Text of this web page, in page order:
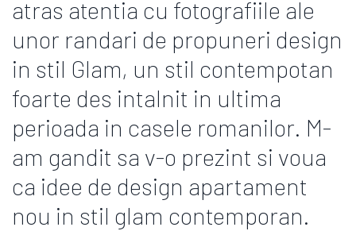
atras atentia cu fotografiile ale
unor randari de propuneri design
in stil Glam, un stil contempotan
foarte des intalnit in ultima
perioada in casele romanilor. M-
am gandit sa v-o prezint si voua
ca idee de design apartament
nou in stil glam contemporan.